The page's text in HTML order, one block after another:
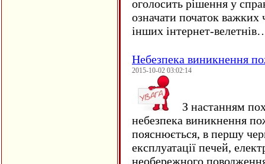
оголосить рішення у
означати початок важких
інших інтернет-
Небезпека виникнення
2015-10-02 03:02:14
З настанням
небезпека виникнення
пояснюється, в першу
експлуатації печей,
необережного